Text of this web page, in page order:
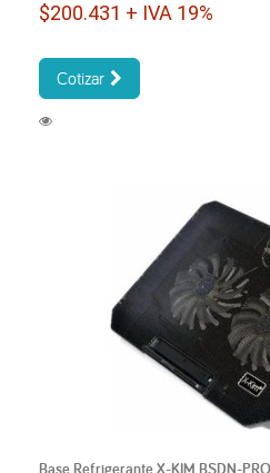
$200.431 + IVA 19%
Cotizar
Base Refrigerante X-KIM BSDN-